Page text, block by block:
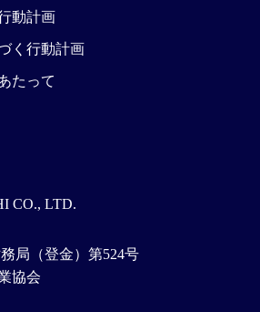
CO., LTD.
局（登金）第524号
協会
動計画
く行動計画
たって